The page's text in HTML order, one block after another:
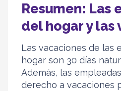
Resumen: Las
del hogar y las
Las vacaciones de las
hogar son 30 días
Además, las
derecho a vacaciones